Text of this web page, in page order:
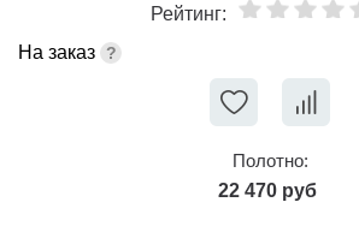
Рейтинг:
На заказ
Полотно:
22 470 руб